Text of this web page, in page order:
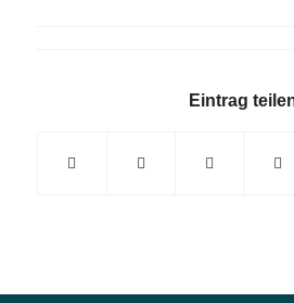
Eintrag